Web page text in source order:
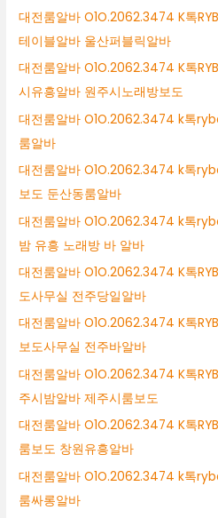
대전룸알바 O1O.2062.3474 K톡
테이블알바 울산퍼블릭알바
대전룸알바 O1O.2062.3474 K톡
시유흥알바 원주시노래방보도
대전룸알바 O1O.2062.3474 k톡
룸알바
대전룸알바 O1O.2062.3474 k톡
보도 둔산동룸알바
대전룸알바 O1O.2062.3474 k톡
밤 유흥 노래방 바 알바
대전룸알바 O1O.2062.3474 K톡
도사무실 전주당일알바
대전룸알바 O1O.2062.3474 K톡
보도사무실 전주바알바
대전룸알바 O1O.2062.3474 K톡
주시밤알바 제주시룸보도
대전룸알바 O1O.2062.3474 K톡
룸보도 창원유흥알바
대전룸알바 O1O.2062.3474 k톡
룸싸롱알바